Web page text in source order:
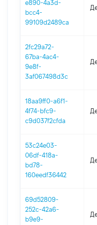
e890-4a3d-
bcc4-
99109d2489ca
2fc29a72-
67ba-4ac4-
9e8f-
3af067498d3c
18aa9ff0-a6f1-
4f74-bfc9-
c9d037f2cfda
53c24e03-
06df-418a-
bd78-
160eedf36442
69d52809-
252c-42a6-
b9e9-